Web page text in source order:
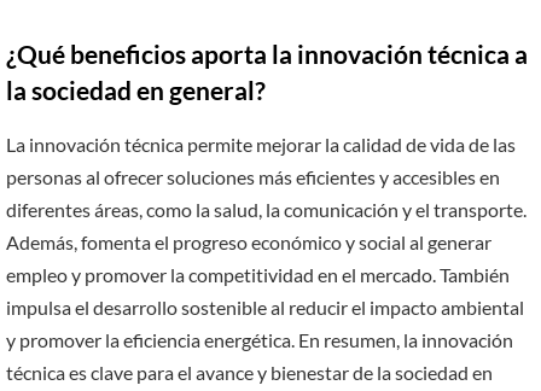
¿Qué beneficios aporta la innovación técnica a
la sociedad en general?
La innovación técnica permite mejorar la calidad de vida de las
personas al ofrecer soluciones más eficientes y accesibles en
diferentes áreas, como la salud, la comunicación y el transporte.
Además, fomenta el progreso económico y social al generar
empleo y promover la competitividad en el mercado. También
impulsa el desarrollo sostenible al reducir el impacto ambiental
y promover la eficiencia energética. En resumen, la innovación
técnica es clave para el avance y bienestar de la sociedad en